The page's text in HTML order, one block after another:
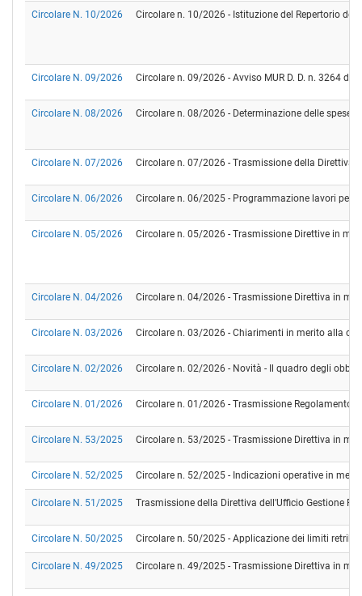
Circolare N. 10/2026 Circolare n. 10/2026 - Istituzione del Repertorio
Circolare N. 09/2026 Circolare n. 09/2026 - Avviso MUR D. D. n. 3264
Circolare N. 08/2026 Circolare n. 08/2026 - Determinazione delle spese
Circolare N. 07/2026 Circolare n. 07/2026 - Trasmissione della Direttiva
Circolare N. 06/2026 Circolare n. 06/2025 - Programmazione lavori per
Circolare N. 05/2026 Circolare n. 05/2026 - Trasmissione Direttive in
Circolare N. 04/2026 Circolare n. 04/2026 - Trasmissione Direttiva in
Circolare N. 03/2026 Circolare n. 03/2026 - Chiarimenti in merito alla
Circolare N. 02/2026 Circolare n. 02/2026 - Novità - Il quadro degli
Circolare N. 01/2026 Circolare n. 01/2026 - Trasmissione Regolamento
Circolare N. 53/2025 Circolare n. 53/2025 - Trasmissione Direttiva in
Circolare N. 52/2025 Circolare n. 52/2025 - Indicazioni operative in
Circolare N. 51/2025 Trasmissione della Direttiva dell'Ufficio Gestione
Circolare N. 50/2025 Circolare n. 50/2025 - Applicazione dei limiti
Circolare N. 49/2025 Circolare n. 49/2025 - Trasmissione Direttiva in